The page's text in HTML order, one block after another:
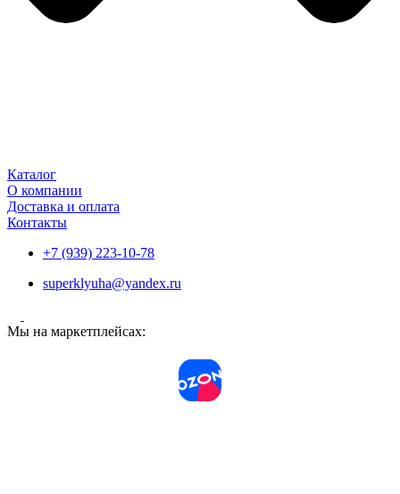
Каталог
О компании
Доставка и оплата
Контакты
+7 (939) 223-10-78
superklyuha@yandex.ru
Мы на маркетплейсах: